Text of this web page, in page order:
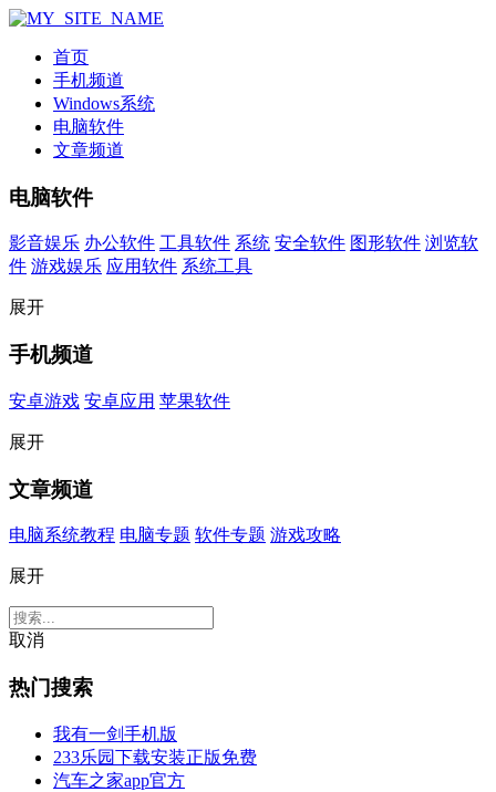
首页
手机频道
Windows系统
电脑软件
文章频道
电脑软件
影音娱乐 办公软件 工具软件 系统 安全软件 图形软件 浏览软
件 游戏娱乐 应用软件 系统工具
展开
手机频道
安卓游戏 安卓应用 苹果软件
展开
文章频道
电脑系统教程 电脑专题 软件专题 游戏攻略
展开
取消
热门搜索
我有一剑手机版
233乐园下载安装正版免费
汽车之家app官方